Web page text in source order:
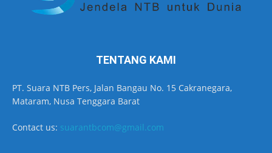
TENTANG KAMI
PT. Suara NTB Pers, Jalan Bangau No. 15 Cakranegara,
Mataram, Nusa Tenggara Barat
Contact us: suarantbcom@gmail.com